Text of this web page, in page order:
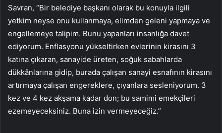
Savran, “Bir belediye başkanı olarak bu konuyla ilgili
yetkim neyse onu kullanmaya, elimden geleni yapmaya ve
engellemeye talipim. Bunu yapanları insanlığa davet
ediyorum. Enflasyonu yükseltirken evlerinin kirasını 3
katına çıkaran, sanayide üreten, soğuk sabahlarda
dükkânlarına gidip, burada çalışan sanayi esnafının kirasını
artırmaya çalışan engereklere, çıyanlara sesleniyorum. 3
kez ve 4 kez akşama kadar don; bu samimi emekçileri
ezemeyeceksiniz. Buna izin vermeyeceğiz.”